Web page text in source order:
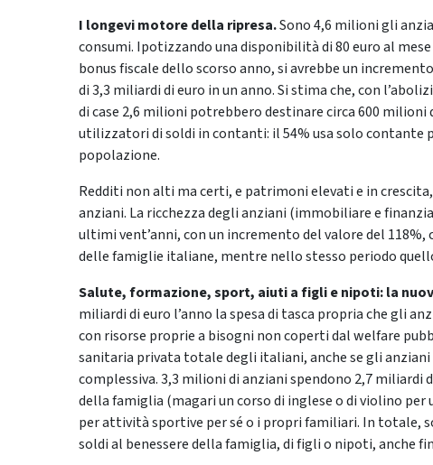
I longevi motore della ripresa.Sono 4,6 milioni gli
consumi. Ipotizzando una disponibilità di 80 euro al
bonus fiscale dello scorso anno, si avrebbe un
di 3,3 miliardi di euro in un anno. Si stima che, con
di case 2,6 milioni potrebbero destinare circa 600 milioni
utilizzatori di soldi in contanti: il 54% usa solo contante
popolazione.
Redditi non alti ma certi, e patrimoni elevati e in
anziani. La ricchezza degli anziani (immobiliare e
ultimi vent’anni, con un incremento del valore del
delle famiglie italiane, mentre nello stesso periodo
Salute, formazione, sport, aiuti a figli e nipoti: la
miliardi di euro l’anno la spesa di tasca propria che gli
con risorse proprie a bisogni non coperti dal welfare
sanitaria privata totale degli italiani, anche se gli
complessiva. 3,3 milioni di anziani spendono 2,7
della famiglia (magari un corso di inglese o di violino
per attività sportive per sé o i propri familiari. In totale,
soldi al benessere della famiglia, di figli o nipoti, anche